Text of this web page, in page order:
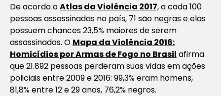
De acordo oAtlas da Violência 2017, a cada 100
pessoas assassinadas no país, 71 são negras e elas
possuem chances 23,5% maiores de serem
assassinados. O Mapa da Violência 2016:
Homicídios por Armas de Fogo no Brasil afirma
que 21.892 pessoas perderam suas vidas em ações
policiais entre 2009 e 2016: 99,3% eram homens,
81,8% entre 12 e 29 anos, 76,2% negros.